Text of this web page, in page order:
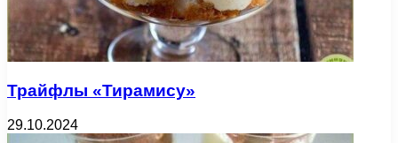
Трайфлы «Тирамису»
29.10.2024